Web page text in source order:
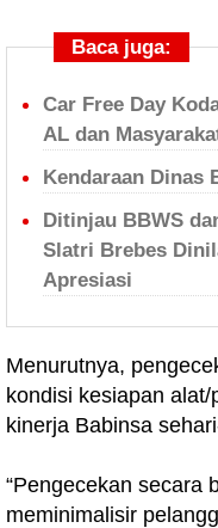
Baca juga:
Car Free Day
AL dan
Kendaraan Dinas
Ditinjau BBWS
Slatri Brebes
Apresiasi
Menurutnya,
kondisi kesiapan
kinerja Babinsa
“Pengecekan secara
meminimalisir